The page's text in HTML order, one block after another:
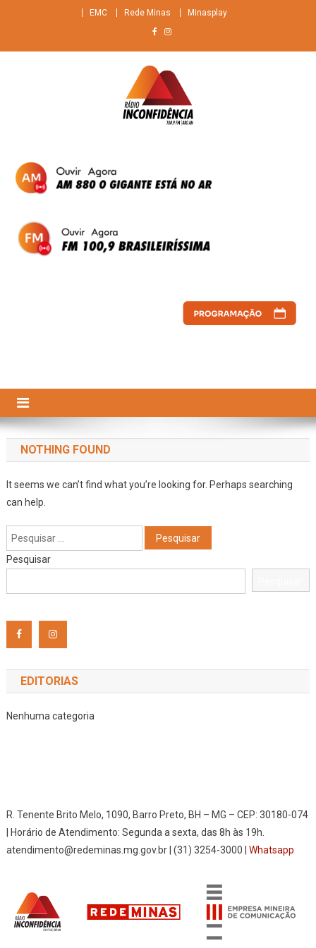
EMC Rede Minas Minasplay
NOTHING FOUND
It seems we can’t find what you’re looking for. Perhaps searching
can help.
Pesquisar
por:
Pesquisar
EDITORIAS
Nenhuma categoria
R. Tenente Brito Melo, 1090, Barro Preto, BH – MG – CEP: 30180-074
| Horário de Atendimento: Segunda a sexta, das 8h às 19h.
atendimento@redeminas.mg.gov.br | (31) 3254-3000 |Whatsapp